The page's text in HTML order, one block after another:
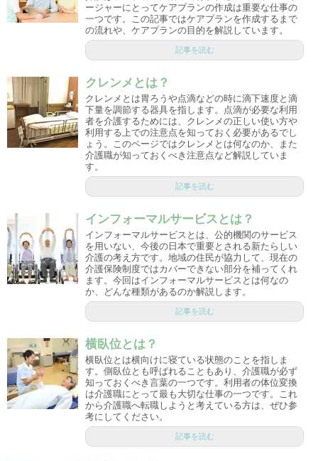
ージャーにとってケアプランの作成は重要な仕事の
一つです。この記事ではケアプランを作成するまで
の流れや、ケアプランの目的を解説しています。
記事を読む
クレンメとは？
クレンメとは胃ろうや点滴などの時に滴下速度と滴
下量を調節する器具を指します。点滴が必要な利用
者を介護するためには、クレンメの正しい使い方や
利用する上での注意点を知っておく必要があるでし
ょう。このページではクレンメとは何なのか、また
介護職が知っておくべき注意点など解説していま
す。
記事を読む
インフォーマルサービスとは？
インフォーマルサービスとは、公的機関のサービス
を用いない、今後の日本で重要とされる新たらしい
介護の考え方です。地域の住民が協力して、現在の
介護保険制度ではカバーできない部分を補ってくれ
ます。今回はインフォーマルサービスとは何なの
か、どんな種類があるのか解説します。
記事を読む
横臥位とは？
横臥位とは横向けに寝ている状態のことを指しま
す。側臥位とも呼ばれることもあり、介護職が必ず
知っておくべき言葉の一つです。利用者の体位変換
は介護職にとって最も大切な仕事の一つです。これ
から介護職へ転職しようと考えている方は、ぜひ参
考にしてください。
記事を読む